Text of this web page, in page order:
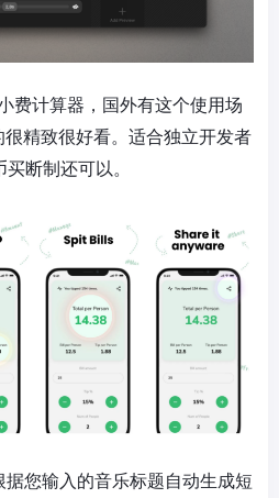
费计算器，国外有这个使用场
精致很好看。适合独立开发者
断制还可以。
据您输入的音乐标题自动生成短